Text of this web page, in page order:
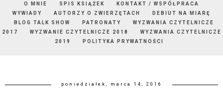
O MNIE SPIS KSIĄŻEK
KONTAKT / WSPÓŁPRACA
WYWIADY
AUTORZY O ZWIERZĘTACH
DEBIUT NA MIARĘ
BLOG TALK SHOW
PATRONATY
WYZWANIA CZYTELNICZE
2017
WYZWANIE CZYTELNICZE 2018
WYZWANIA CZYTELNICZE
2019
POLITYKA PRYWATNOŚCI
poniedziałek, marca 14, 2016